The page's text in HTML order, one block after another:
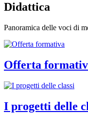
Didattica
Panoramica delle voci di
Offerta
I progetti delle